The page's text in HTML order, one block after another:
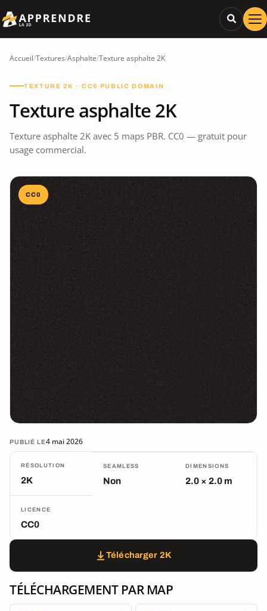
Accueil/Textures/Asphalte/Texture asphalte 2K
TEXTURE 2K · CC0 PUBLIC DOMAIN
Texture asphalte 2K
Texture asphalte 2K avec 5 maps PBR. CC0 — gratuit pour
usage commercial.
CC0
PUBLIÉ LE4 mai 2026
RÉSOLUTION
2K
SEAMLESS
Non
DIMENSIONS
2.0 × 2.0 m
LICENCE
CC0
Télécharger 2K
TÉLÉCHARGEMENT PAR MAP